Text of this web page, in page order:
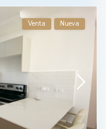
Venta Nueva